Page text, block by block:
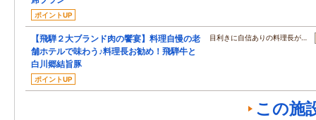
ポイントUP
【飛騨２大ブランド肉の饗宴】料理自慢の老
舗ホテルで味わう♪料理長お勧め！飛騨牛と
白川郷結旨豚
ポイントUP
目利きに自信ありの料理長が…
この施